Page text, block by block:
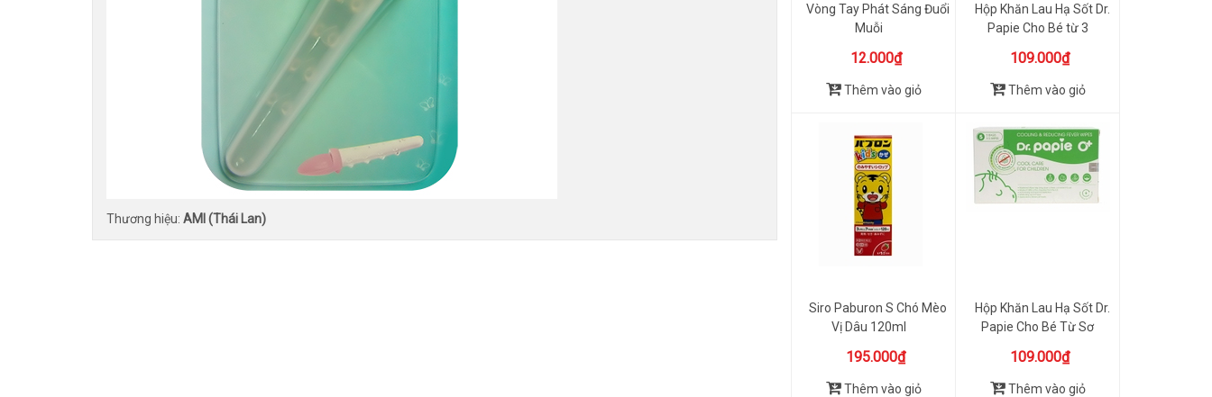
Thương hiệu: AMI (Thái Lan)
Vòng Tay Phát Sáng Đuổi
Muỗi
12.000₫
Thêm vào giỏ
Hộp Khăn Lau Hạ Sốt Dr.
Papie Cho Bé từ 3
109.000₫
Thêm vào giỏ
Siro Paburon S Chó Mèo
Vị Dâu 120ml
195.000₫
Thêm vào giỏ
Hộp Khăn Lau Hạ Sốt Dr.
Papie Cho Bé Từ Sơ
109.000₫
Thêm vào giỏ